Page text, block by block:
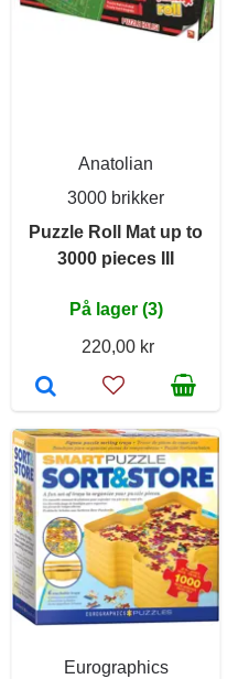
Anatolian
3000 brikker
Puzzle Roll Mat up to
3000 pieces III
På lager (3)
220,00 kr
Eurographics